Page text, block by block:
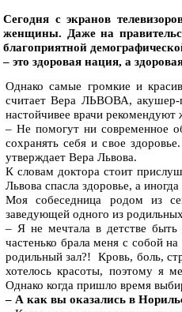
Сегодня с экранов
женщины. Даже на
благоприятной
– это здоровая нация, а
Однако самые громкие и
считает Вера ЛЬВОВА, акушер-
настойчивее врачи рекомендуют
– Не помогут ни современное
сохранять себя и свое
утверждает Вера Львова.
К словам доктора стоит
Львова спасла здоровье, а
Моя собеседница родом из
заведующей одного из
– Я не мечтала в детстве быть
частенько брала меня с собой
родильный зал?! Кровь, боль,
хотелось красоты, поэтому я
Однако когда пришло время
– А как вы оказались в